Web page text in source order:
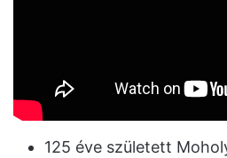
125 éve született